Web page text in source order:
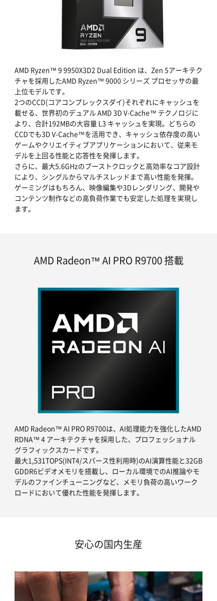
AMD Ryzen™ 9 9950X3D2 Dual Edition は、Zen 5アーキテク
チャを採用したAMD Ryzen™ 9000 シリーズ プロセッサの最
上位モデルです。
2つのCCD(コアコンプレックスダイ)それぞれにキャッシュを
載せる、世界初のデュアル AMD 3D V-Cache™ テクノロジに
より、合計192MBの大容量 L3 キャッシュを実現。どちらの
CCDでも3D V-Cache™を活用でき、キャッシュ依存度の高い
ゲームやクリエイティブアプリケーションにおいて、従来モ
デルを上回る性能と応答性を発揮します。
さらに、最大5.6GHzのブーストクロックと高効率なコア設計
により、シングルからマルチスレッドまで高い性能を発揮。
ゲーミングはもちろん、映像編集や3Dレンダリング、開発や
コンテンツ制作などの高負荷作業でも安定した処理を実現し
ます。
AMD Radeon™ AI PRO R9700 搭載
AMD Radeon™ AI PRO R9700は、AI処理能力を強化したAMD
RDNA™ 4 アーキテクチャを採用した、プロフェッショナル
グラフィックスカードです。
最大1,531TOPS(INT4/スパース性利用時)のAI演算性能と32GB
GDDR6ビデオメモリを搭載し、ローカル環境でのAI推論やモ
デルのファインチューニングなど、メモリ負荷の高いワーク
ロードにおいて優れた性能を発揮します。
安心の国内生産